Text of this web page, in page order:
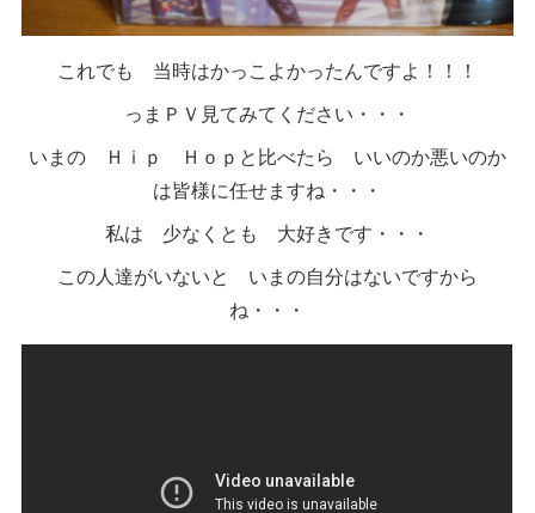
これでも 当時はかっこよかったんですよ！！！
っまＰＶ見てみてください・・・
いまの Ｈｉｐ Ｈｏｐと比べたら いいのか悪いのか
は皆様に任せますね・・・
私は 少なくとも 大好きです・・・
この人達がいないと いまの自分はないですから
ね・・・